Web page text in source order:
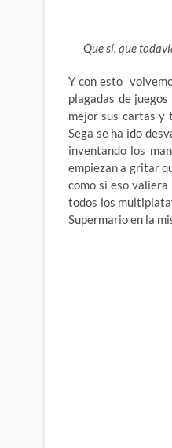
Que sí, que
Y con esto
plagadas de
mejor sus cartas y
Sega se ha ido
inventando los
empiezan a gritar
como si eso valiera
todos los
Supermario en la